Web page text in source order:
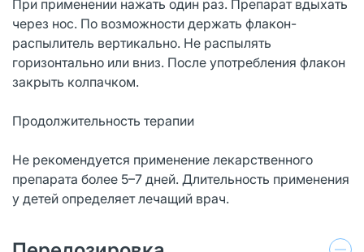
При применении нажать один раз. Препарат вдыхать
через нос. По возможности держать флакон-
распылитель вертикально. Не распылять
горизонтально или вниз. После употребления флакон
закрыть колпачком.
Продолжительность терапии
Не рекомендуется применение лекарственного
препарата более 5–7 дней. Длительность применения
у детей определяет лечащий врач.